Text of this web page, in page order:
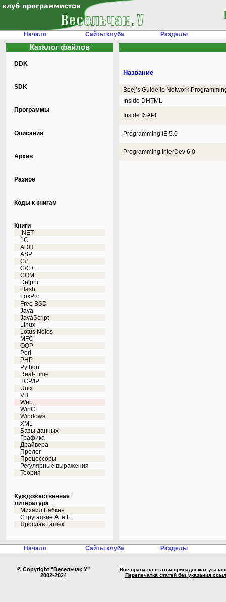
Начало Сайты клуба Разделы
Каталог файлов
DDK
SDK
Программы
Описания
Архив
Разное
Коды к книгам
Книги
.NET
1C
ADO
ASP
C#
C/C++
COM
Delphi
Flash
FoxPro
Free BSD
Java
JavaScript
Linux
Lotus Notes
MFC
OOP
Perl
PHP
Python
Real-Time
TCP/IP
Unix
VB
Web
WinCE
Windows
XML
Базы данных
Графика
Драйвера
Пролог
Процессоры
Регулярные выражения
Теория
Хуждожественная
литература
Михаил Бабкин
Стругацкие А. и Б.
Ярослав Гашек
Название
Beej’s Guide to Network
Inside DHTML
Inside ISAPI
Programming IE 5.0
Programming InterDev 6.0
Начало Сайты клуба Разделы
© Copyright "Весельчак У"
2002-2024
Все права на статьи принадлежат
Перепечатка статей без указания